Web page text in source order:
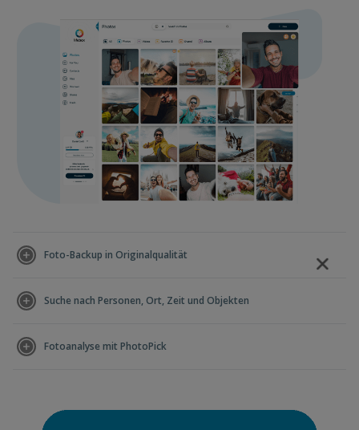
Foto-Backup in Originalqualität
Suche nach Personen, Ort, Zeit und Objekten
Fotoanalyse mit PhotoPick